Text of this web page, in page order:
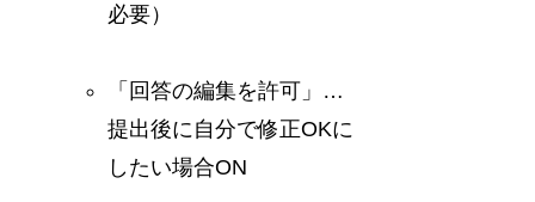
必要）
「回答の編集を許可」…
提出後に自分で修正OKに
したい場合ON